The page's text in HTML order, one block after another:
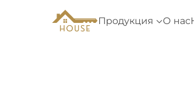
Продукция О нас